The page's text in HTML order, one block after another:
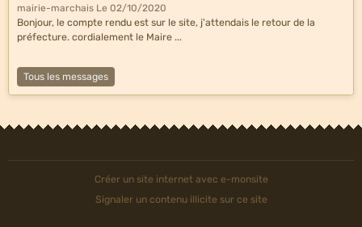
mairie-marchais Le 02/10/2020
Bonjour, le compte rendu est sur le site, j'attendais le retour de la
préfecture. cordialement le Maire ...
Tous les messages
Créer un site internet avec e-monsite
Signaler un contenu illicite sur ce site